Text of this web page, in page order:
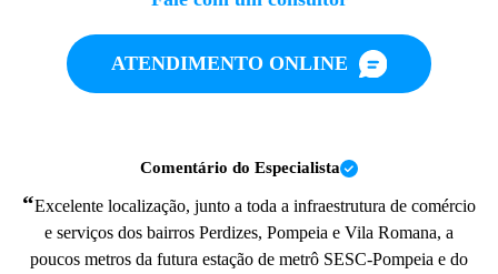
ATENDIMENTO ONLINE
Comentário do Especialista
“Excelente localização, junto a toda a infraestrutura de comércio
e serviços dos bairros Perdizes, Pompeia e Vila Romana, a
poucos metros da futura estação de metrô SESC-Pompeia e do